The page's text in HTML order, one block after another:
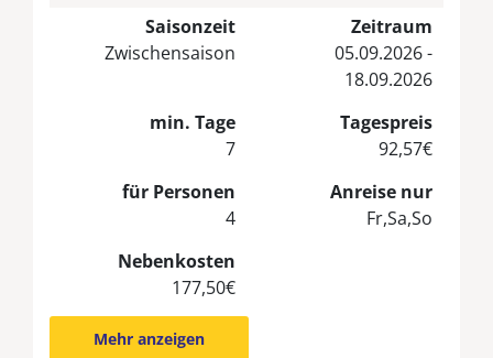
Saisonzeit
Zwischensaison
Zeitraum
05.09.2026 -
18.09.2026
min. Tage
7
Tagespreis
92,57€
für Personen
4
Anreise nur
Fr,Sa,So
Nebenkosten
177,50€
Mehr anzeigen